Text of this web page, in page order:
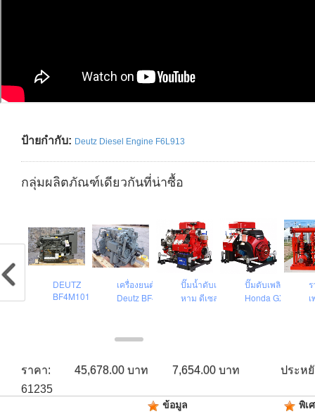
ป้ายกำกับ: Deutz Diesel Engine F6L913
กลุ่มผลิตภัณฑ์เดียวกันที่น่าซื้อ
า เครื่องสูบน้ำดับ
500 gpm
DEUTZ
BF4M1012C
เครื่องยนต์ ดีเซล
Deutz BF4M2012
ปั๊มน้ำดับเพลิง หาบ
หาม ดีเซล
ปั๊มดับเพลิงหาบหา
Honda GX690
ราคา: 45,678.00 บาท 7,654.00 บาท
ประห
61235
ข้อมูล พิเ